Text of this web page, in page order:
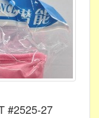
#2525-27